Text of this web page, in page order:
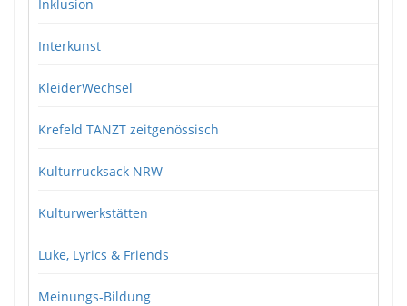
Inklusion
Interkunst
KleiderWechsel
Krefeld TANZT zeitgenössisch
Kulturrucksack NRW
Kulturwerkstätten
Luke, Lyrics & Friends
Meinungs-Bildung